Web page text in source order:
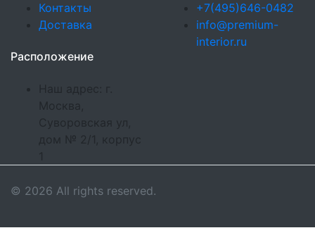
Контакты
Доставка
+7(495)646-0482
info@premium-
interior.ru
Расположение
Наш адрес: г.
Москва,
Суворовская ул,
дом № 2/1, корпус
© 2026 All rights reserved.